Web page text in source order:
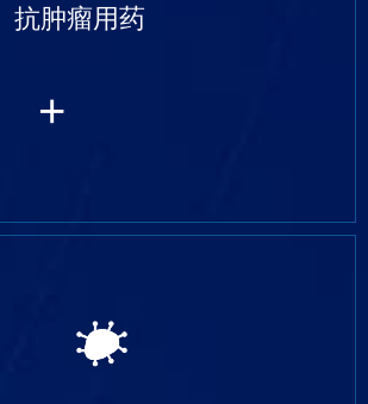
抗肿瘤用药
+